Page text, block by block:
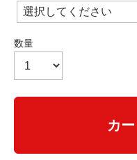
必
須
カ